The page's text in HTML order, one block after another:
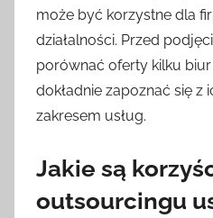
może być korzystne dla
działalności. Przed
porównać oferty kilku
dokładnie zapoznać się z
zakresem usług.
Jakie są
outsourcingu